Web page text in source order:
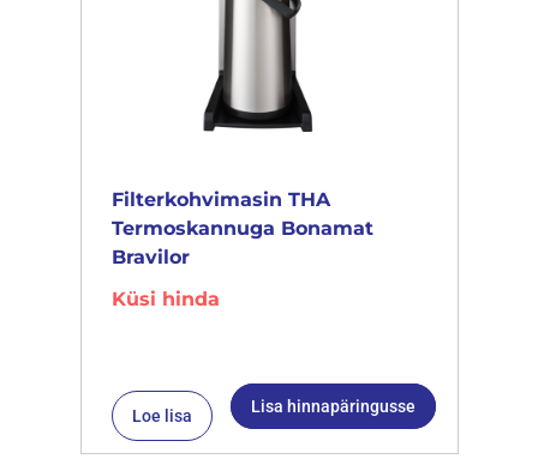
Filterkohvimasin THA
Termoskannuga Bonamat
Bravilor
Küsi hinda
Loe lisa Lisa hinnapäringusse